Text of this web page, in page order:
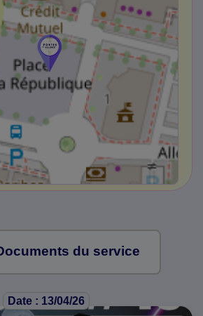
du service
Date : 13/04/26